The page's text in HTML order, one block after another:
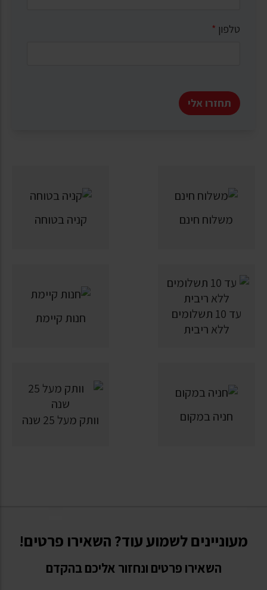
טלפון *
תחזרו אלי
משלוח חינם קניה בטוחה
עד 10 תשלומים
ללא ריבית
חנות קיימת
חניה במקום וותק מעל 25 שנה
מעוניינים לשמוע עוד? השאירו פרטים!
השאירו פרטים ונחזור אליכם בהקדם